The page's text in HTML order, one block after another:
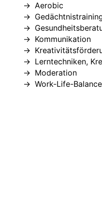
Aerobic
Kommunikation
Lerntechniken,
Moderation
Work-Life-Balance